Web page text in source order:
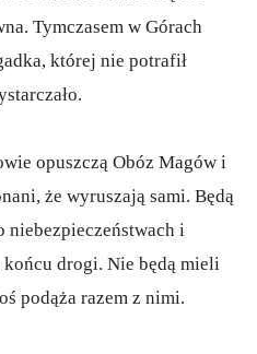
Tymczasem w Górach
której nie potrafił
opuszczą Obóz Magów i
że wyruszają sami. Będą
niebezpieczeństwach i
końcu drogi. Nie będą mieli
podąża razem z nimi.